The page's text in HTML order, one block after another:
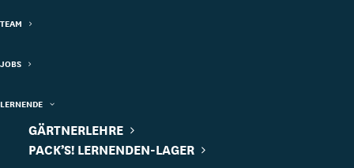
TEAM
JOBS
LERNENDE
GÄRTNERLEHRE
PACK’S! LERNENDEN-LAGER
Ihre Farbenpracht macht die